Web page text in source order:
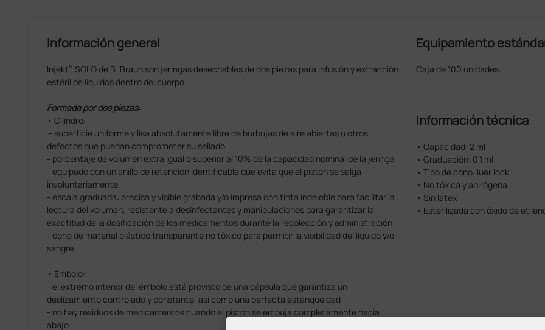
Información general
Injekt® SOLO de B. Braun son jeringas desechables de dos piezas para infusión y extracción
estéril de líquidos dentro del cuerpo.
Formada por dos piezas:
• Cilindro:
- superficie uniforme y lisa absolutamente libre de burbujas de aire abiertas u otros
defectos que puedan comprometer su sellado
- porcentaje de volumen extra igual o superior al 10% de la capacidad nominal de la jeringa
- equipado con un anillo de retención identificable que evita que el pistón se salga
involuntariamente
- escala graduada: precisa y visible grabada y/o impresa con tinta indeleble para facilitar la
lectura del volumen, resistente a desinfectantes y manipulaciones para garantizar la
exactitud de la dosificación de los medicamentos durante la recolección y administración
- cono de material plástico transparente no tóxico para permitir la visibilidad del líquido y/o
sangre
• Émbolo:
- el extremo interior del émbolo está provisto de una cápsula que garantiza un
deslizamiento controlado y constante, así como una perfecta estanqueidad
- no hay residuos de medicamentos cuando el pistón se empuja completamente hacia
abajo
Equipamiento
Caja de 100 unidades.
Información técnica
• Capacidad: 2 ml
• Graduación: 0,1 ml
• Tipo de cono: luer lock
• No tóxica y apirógena
• Sin látex
• Esterilizada con óxido de